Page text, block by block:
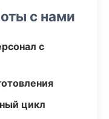
с нами
с
цикл